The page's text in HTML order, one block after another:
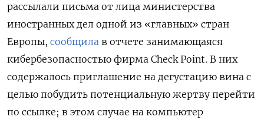
рассылали письма от лица министерства
иностранных дел одной из «главных» стран
Европы, сообщила в отчете занимающаяся
кибербезопасностью фирма Check Point. В них
содержалось приглашение на дегустацию вина с
целью побудить потенциальную жертву перейти
по ссылке; в этом случае на компьютер